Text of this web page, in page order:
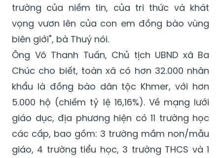
trường của niềm tin, của tri thức và khát
vọng vươn lên của con em đồng bào vùng
biên giới", bà Thuý nói.
Ông Võ Thanh Tuấn, Chủ tịch UBND xã Ba
Chúc cho biết, toàn xã có hơn 32.000 nhân
khẩu là đồng bào dân tộc Khmer, với hơn
5.000 hộ (chiếm tỷ lệ 16,16%). Về mạng lưới
giáo dục, địa phương hiện có 11 trường học
các cấp, bao gồm: 3 trường mầm non/mẫu
giáo, 4 trường tiểu học, 3 trường THCS và 1